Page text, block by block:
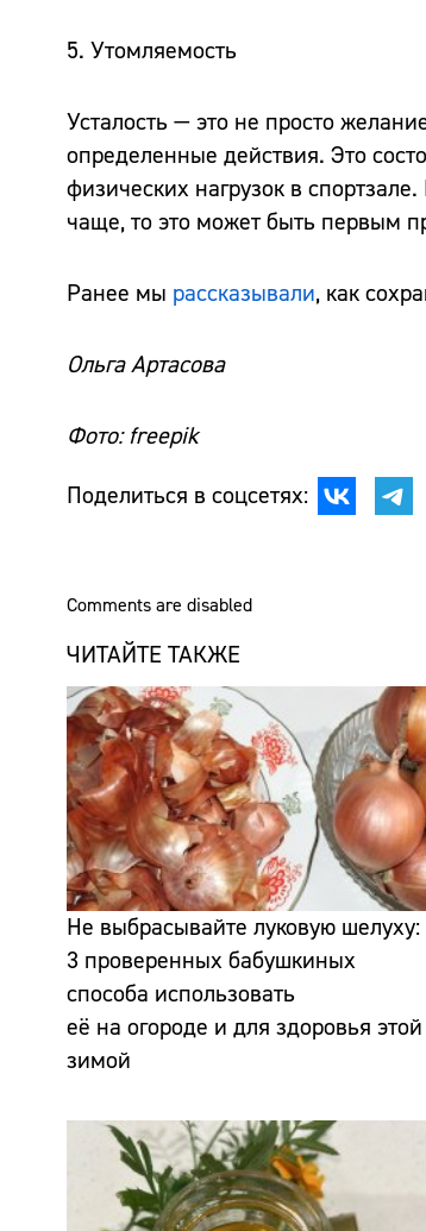
5. Утомляемость
Усталость — это не просто
определенные действия. Это
физических нагрузок в
чаще, то это может быть первым
Ранее мы рассказывали, как
Ольга Артасова
Фото: freepik
Поделиться в соцсетях:
Comments are disabled
ЧИТАЙТЕ ТАКЖЕ
Не выбрасывайте луковую шелуху:
3 проверенных бабушкиных
способа использовать
её на огороде и для здоровья этой
зимой